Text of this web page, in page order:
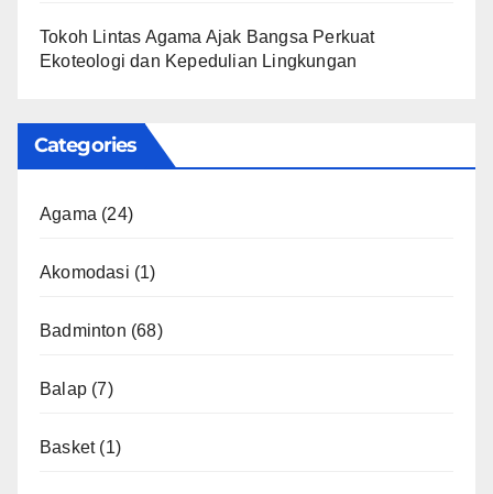
Tokoh Lintas Agama Ajak Bangsa Perkuat
Ekoteologi dan Kepedulian Lingkungan
Categories
Agama (24)
Akomodasi (1)
Badminton (68)
Balap (7)
Basket(1)